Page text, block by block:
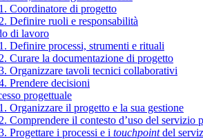
Coordinatore di progetto
Definire ruoli e responsabilità
di lavoro
Definire processi, strumenti e rituali
Curare la documentazione di progetto
Organizzare tavoli tecnici collaborativi
Prendere decisioni
progettuale
Organizzare il progetto e la sua gestione
Comprendere il contesto d’uso del servizio
Progettare i processi e i touchpointdel